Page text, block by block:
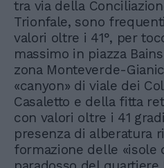
tra via della
Trionfale, sono
valori oltre i 41°, per
massimo in piazza
zona Monteverde-
«canyon» di viale dei
Casaletto e della fitta
con valori oltre i 41
presenza di alberatura
formazione delle «isole